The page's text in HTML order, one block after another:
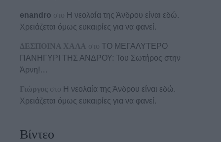
enandro στο Η νεολαία της Άνδρου είναι εδώ.
Χρειάζεται όμως ευκαιρίες για να φανεί.
ΔΕΣΠΟΙΝΑ ΧΑΛΑ στο ΤΟ ΜΕΓΑΛΥΤΕΡΟ
ΠΑΝΗΓΥΡΙ ΤΗΣ ΑΝΔΡΟΥ: Του Σωτήρος στην
Άρνη!…
Γιώργος στο Η νεολαία της Άνδρου είναι εδώ.
Χρειάζεται όμως ευκαιρίες για να φανεί.
Βίντεο